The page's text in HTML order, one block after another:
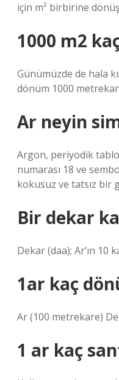
için m² birbirine
1000 m2
Günümüzde de hala
dönüm 1000
Ar neyin
Argon, periyodik
numarası 18 ve
kokusuz ve tatsız bir
Bir dekar
Dekar (daa); Ar’ın 10
1ar kaç
Ar (100 metrekare)
1 ar kaç